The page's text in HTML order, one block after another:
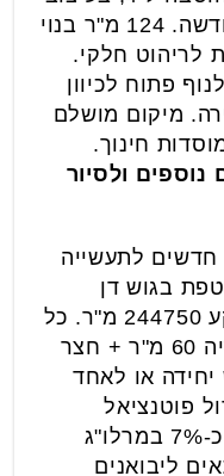
אדריכלי מוקפד ומשופצת כחדשה. 124 מ"ר בנוי
לריהוט חלקי.
פתוח לכיוון
לדירה. מיקום מושלם
חינוך.
נוספים ולסיור
חדשים לתעשייה
בגוש דן
שטחים אחרונים בקומת קרקע 244750 מ"ר. כל
יחידה כוללת 250 מ"ר + גלריה 60 מ"ר + חצר
יחידה או לאחד
פוטנציאל
השבחה גבוה ותשואה צפויה כ-7% במרלו"ג
גובה 7.3 מ' מתאים ליבואנים